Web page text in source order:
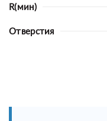
R(мин)
Отверстия